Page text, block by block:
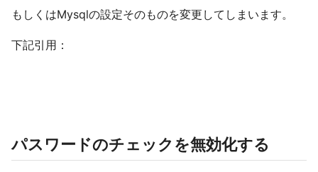
もしくはMysqlの設定そのものを変更してしまいます。
下記引用：
パスワードのチェックを無効化する